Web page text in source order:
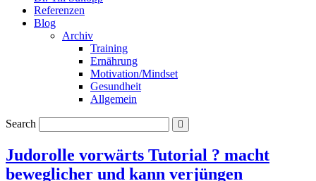
Referenzen
Blog
Archiv
Training
Ernährung
Motivation/Mindset
Gesundheit
Allgemein
Search
Judorolle vorwärts Tutorial ? macht
beweglicher und kann verjüngen